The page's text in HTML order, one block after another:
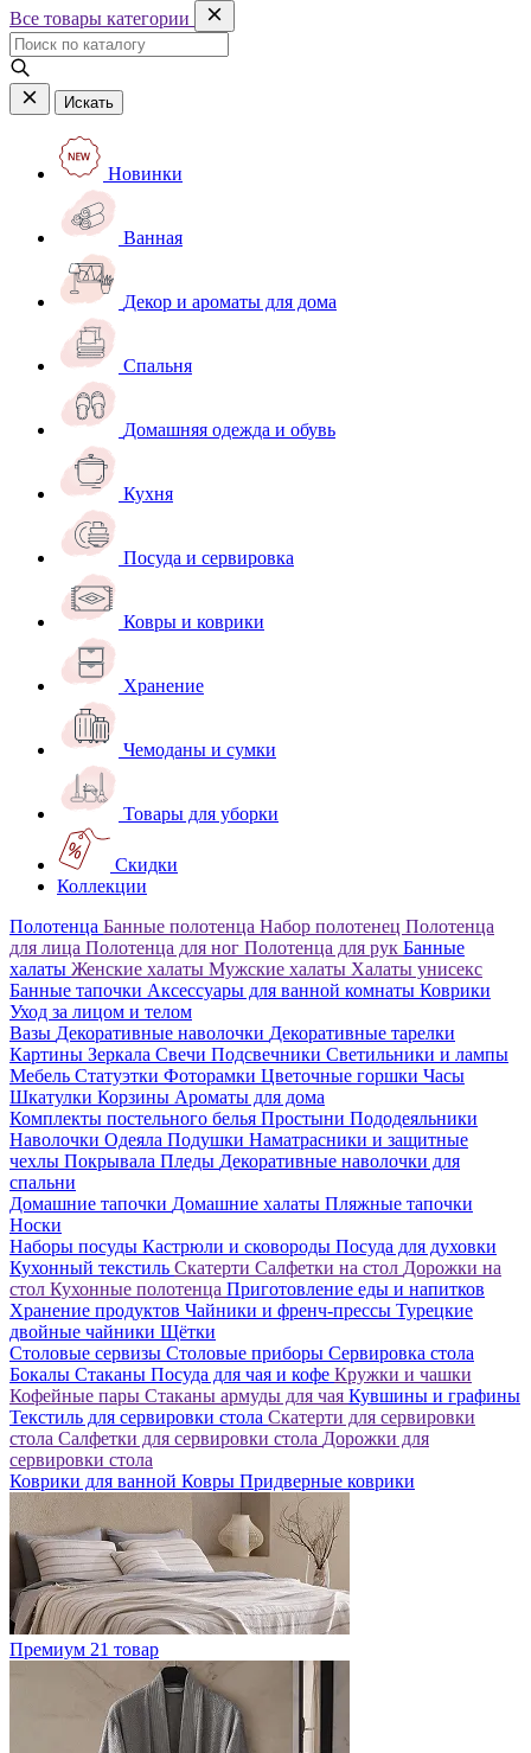
Все товары категории
Искать
Новинки
Ванная
Декор и ароматы для дома
Спальня
Домашняя одежда и обувь
Кухня
Посуда и сервировка
Ковры и коврики
Хранение
Чемоданы и сумки
Товары для уборки
Скидки
Коллекции
Полотенца Банные полотенца Набор полотенец Полотенца
для лица Полотенца для ног Полотенца для рук Банные
халаты Женские халаты Мужские халаты Халаты унисекс
Банные тапочки Аксессуары для ванной комнаты Коврики
Уход за лицом и телом
Вазы Декоративные наволочки Декоративные тарелки
Картины Зеркала Свечи Подсвечники Светильники и лампы
Мебель Статуэтки Фоторамки Цветочные горшки Часы
Шкатулки Корзины Ароматы для дома
Комплекты постельного белья Простыни Пододеяльники
Наволочки Одеяла Подушки Наматрасники и защитные
чехлы Покрывала Пледы Декоративные наволочки для
спальни
Домашние тапочки Домашние халаты Пляжные тапочки
Носки
Наборы посуды Кастрюли и сковороды Посуда для духовки
Кухонный текстиль Скатерти Салфетки на стол Дорожки на
стол Кухонные полотенца Приготовление еды и напитков
Хранение продуктов Чайники и френч-прессы Турецкие
двойные чайники Щётки
Столовые сервизы Столовые приборы Сервировка стола
Бокалы Стаканы Посуда для чая и кофе Кружки и чашки
Кофейные пары Стаканы армуды для чая Кувшины и графины
Текстиль для сервировки стола Скатерти для сервировки
стола Салфетки для сервировки стола Дорожки для
сервировки стола
Коврики для ванной Ковры Придверные коврики
Премиум 21 товар